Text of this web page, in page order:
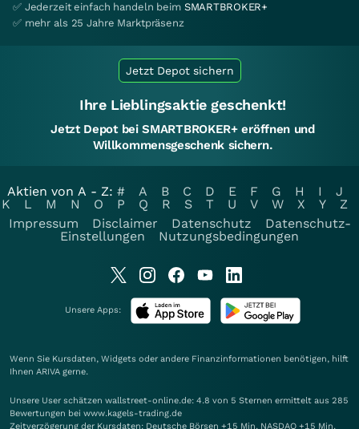
✅ Jederzeit einfach handeln beim SMARTBROKER+
✅ mehr als 25 Jahre Marktpräsenz
Jetzt Depot sichern
Ihre Lieblingsaktie geschenkt!
Jetzt Depot bei SMARTBROKER+ eröffnen und
Willkommensgeschenk sichern.
Aktien von A - Z: # A B C D E F G H I
J
K
L M N O P Q R S T U V W X Y
Z
Impressum
Disclaimer Datenschutz
Datenschutz-
Einstellungen
Nutzungsbedingungen
Unsere Apps:
Wenn Sie Kursdaten, Widgets oder andere Finanzinformationen benötigen, hilft
Ihnen ARIVA gerne.
Unsere User schätzen wallstreet-online.de: 4.8 von 5 Sternen ermittelt aus 285
Bewertungen bei www.kagels-trading.de
Zeitverzögerung der Kursdaten: Deutsche Börsen +15 Min. NASDAQ +15 Min.